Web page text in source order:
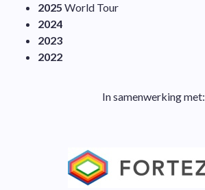
2025 World Tour
2024
2023
2022
In samenwerking met: